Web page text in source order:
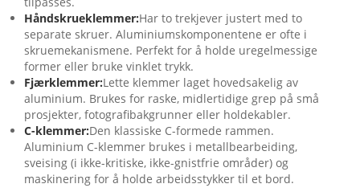
Håndskrueklemmer:Har to trekjever justert med to
separate skruer. Aluminiumskomponentene er ofte i
skruemekanismene. Perfekt for å holde uregelmessige
former eller bruke vinklet trykk.
Fjærklemmer:Lette klemmer laget hovedsakelig av
aluminium. Brukes for raske, midlertidige grep på små
prosjekter, fotografibakgrunner eller holdekabler.
C-klemmer:Den klassiske C-formede rammen.
Aluminium C-klemmer brukes i metallbearbeiding,
sveising (i ikke-kritiske, ikke-gnistfrie områder) og
maskinering for å holde arbeidsstykker til et bord.